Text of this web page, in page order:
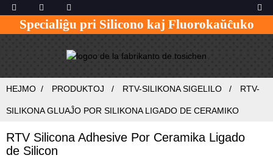
Specialiĝu pri Silicono kaj Fluorokaŭĉuko
HEJMO PRODUKTOJ RTV-SILIKONA SIGELILO RTV-
SILIKONA GLUAĴO POR SILIKONA LIGADO DE CERAMIKO
RTV Silicona Adhesive Por Ceramika Ligado
de Silicon